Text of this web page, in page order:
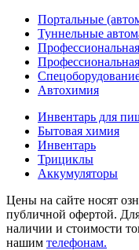
Портальные
Туннельные
Автохимия
Инвентарь для
Бытовая химия
Инвентарь
Трициклы
Аккумуляторы
Цены на сайте носят
публичной офертой.
наличии и стоимости
нашим телефонам.